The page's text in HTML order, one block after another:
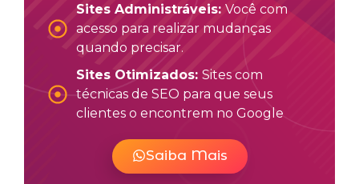
Sites Administráveis: Você com
acesso para realizar mudanças
quando precisar.
Sites Otimizados: Sites com
técnicas de SEO para que seus
clientes o encontrem no Google
Saiba Mais